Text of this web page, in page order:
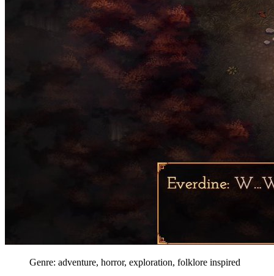
Genre: adventure, horror, exploration, folklore inspired